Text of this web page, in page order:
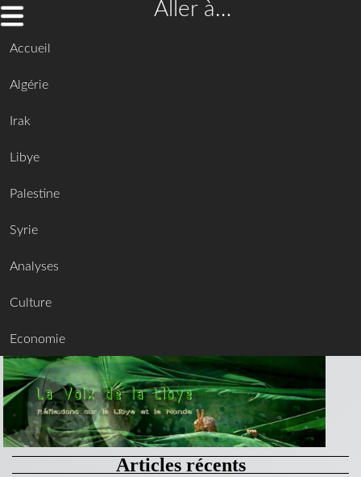
Aller à…
Accueil
Algérie
Irak
Libye
Palestine
Syrie
Analyses
Culture
Economie
Articles récents